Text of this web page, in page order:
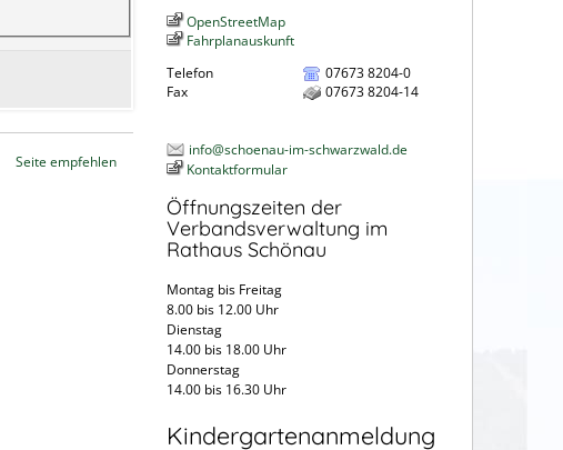
Seite empfehlen
OpenStreetMap
Fahrplanauskunft
Telefon
07673 8204-0
Fax
07673 8204-14
info@schoenau-im-schwarzwald.de
Kontaktformular
Öffnungszeiten der
Verbandsverwaltung im
Rathaus Schönau
Montag bis Freitag
8.00 bis 12.00 Uhr
Dienstag
14.00 bis 18.00 Uhr
Donnerstag
14.00 bis 16.30 Uhr
Kindergartenanmeldung